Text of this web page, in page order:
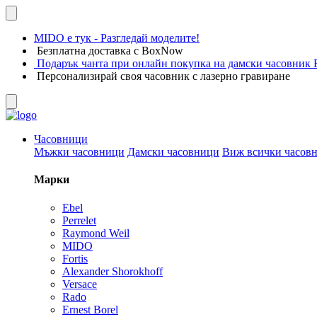
MIDO е тук - Разгледай моделите!
Безплатна доставка с BoxNow
Подарък чанта при онлайн покупка на дамски часовник
Персонализирай своя часовник с лазерно гравиране
Часовници
Мъжки часовници Дамски часовници Виж всички
Марки
Ebel
Perrelet
Raymond Weil
MIDO
Fortis
Alexander Shorokhoff
Versace
Rado
Ernest Borel